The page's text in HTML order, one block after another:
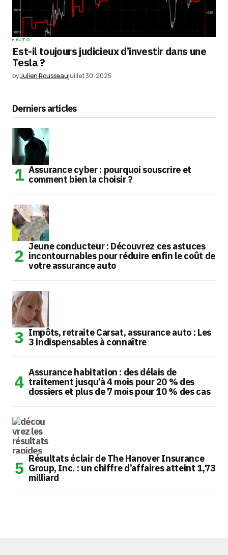
AUTO
Est-il toujours judicieux d’investir dans une
Tesla ?
byJulien Rousseaujuillet 30, 2025
Derniers articles
Assurance cyber : pourquoi souscrire et
comment bien la choisir ?
Jeune conducteur : Découvrez ces astuces
incontournables pour réduire enfin le coût de
votre assurance auto
Impôts, retraite Carsat, assurance auto : Les
3 indispensables à connaître
Assurance habitation : des délais de
traitement jusqu’à 4 mois pour 20 % des
dossiers et plus de 7 mois pour 10 % des cas
Résultats éclair de The Hanover Insurance
Group, Inc. : un chiffre d’affaires atteint 1,73
milliard